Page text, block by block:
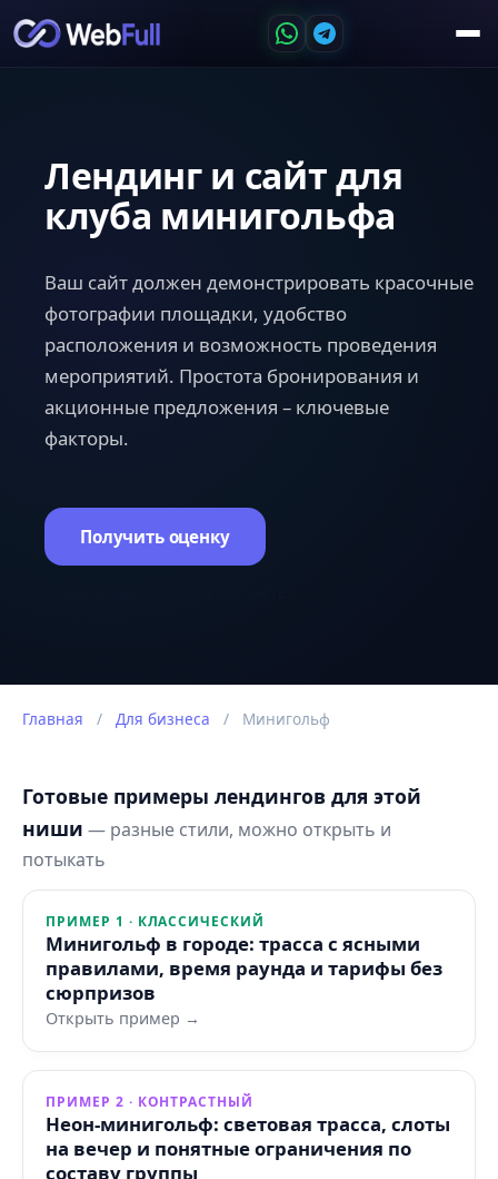
Лендинг и сайт для
клуба минигольфа
Ваш сайт должен демонстрировать красочные
фотографии площадки, удобство
расположения и возможность проведения
мероприятий. Простота бронирования и
акционные предложения – ключевые
факторы.
Получить оценку
Главная / Для бизнеса / Минигольф
Готовые примеры лендингов для этой
ниши — разные стили, можно открыть и
потыкать
ПРИМЕР 1 · КЛАССИЧЕСКИЙ
Минигольф в городе: трасса с ясными
правилами, время раунда и тарифы без
сюрпризов
Открыть пример →
ПРИМЕР 2 · КОНТРАСТНЫЙ
Неон-минигольф: световая трасса, слоты
на вечер и понятные ограничения по
составу группы